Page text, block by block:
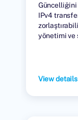
Güncelliğini
IPv4
yönetimi ve
View details